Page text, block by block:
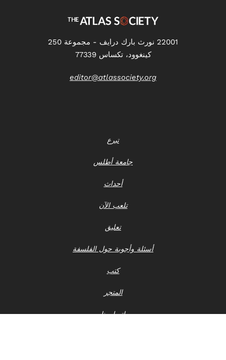
22001 نورث بارك درايف - مجموعة 250
كينغوود، تكساس 77339
editor@atlassociety.org
تبرع
جامعة أطلس
أحداث
تلعب الآن
تعليق
أسئلة وأجوبة حول الفلسفة
كتب
المتجر
اتصل بنا